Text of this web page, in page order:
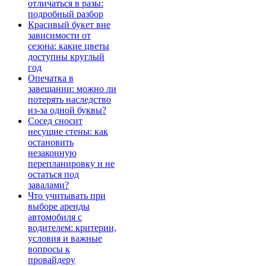
отличаться в разы:
подробный разбор
Красивый букет вне
зависимости от
сезона: какие цветы
доступны круглый
год
Опечатка в
завещании: можно ли
потерять наследство
из-за одной буквы?
Сосед сносит
несущие стены: как
остановить
незаконную
перепланировку и не
остаться под
завалами?
Что учитывать при
выборе аренды
автомобиля с
водителем: критерии,
условия и важные
вопросы к
провайдеру